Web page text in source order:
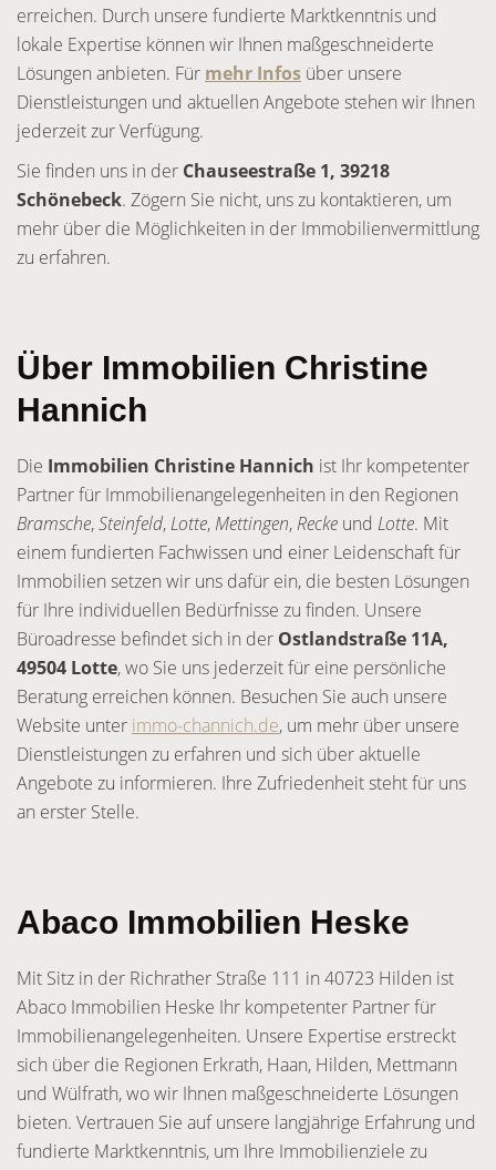
erreichen. Durch unsere fundierte Marktkenntnis und
lokale Expertise können wir Ihnen maßgeschneiderte
Lösungen anbieten. Für mehr Infos über unsere
Dienstleistungen und aktuellen Angebote stehen wir Ihnen
jederzeit zur Verfügung.
Sie finden uns in der Chauseestraße 1, 39218
Schönebeck. Zögern Sie nicht, uns zu kontaktieren, um
mehr über die Möglichkeiten in der Immobilienvermittlung
zu erfahren.
Über Immobilien Christine
Hannich
Die Immobilien Christine Hannich ist Ihr kompetenter
Partner für Immobilienangelegenheiten in den Regionen
Bramsche,Steinfeld, Lotte, Mettingen, Recke und Lotte. Mit
einem fundierten Fachwissen und einer Leidenschaft für
Immobilien setzen wir uns dafür ein, die besten Lösungen
für Ihre individuellen Bedürfnisse zu finden. Unsere
Büroadresse befindet sich in der Ostlandstraße 11A,
49504 Lotte, wo Sie uns jederzeit für eine persönliche
Beratung erreichen können. Besuchen Sie auch unsere
Website unter immo-channich.de, um mehr über unsere
Dienstleistungen zu erfahren und sich über aktuelle
Angebote zu informieren. Ihre Zufriedenheit steht für uns
an erster Stelle.
Abaco Immobilien Heske
Mit Sitz in der Richrather Straße 111 in 40723 Hilden ist
Abaco Immobilien Heske Ihr kompetenter Partner für
Immobilienangelegenheiten. Unsere Expertise erstreckt
sich über die Regionen Erkrath, Haan, Hilden, Mettmann
und Wülfrath, wo wir Ihnen maßgeschneiderte Lösungen
bieten. Vertrauen Sie auf unsere langjährige Erfahrung und
fundierte Marktkenntnis, um Ihre Immobilienziele zu